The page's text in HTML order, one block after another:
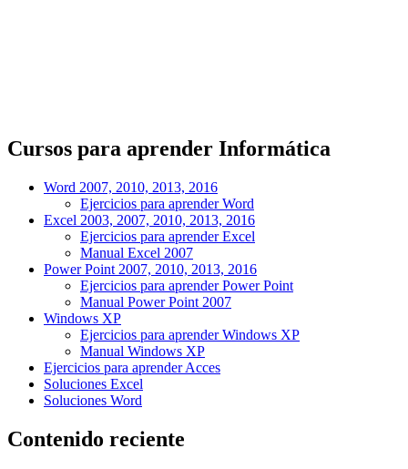
Cursos para aprender Informática
Word 2007, 2010, 2013, 2016
Ejercicios para aprender Word
Excel 2003, 2007, 2010, 2013, 2016
Ejercicios para aprender Excel
Manual Excel 2007
Power Point 2007, 2010, 2013, 2016
Ejercicios para aprender Power Point
Manual Power Point 2007
Windows XP
Ejercicios para aprender Windows XP
Manual Windows XP
Ejercicios para aprender Acces
Soluciones Excel
Soluciones Word
Contenido reciente